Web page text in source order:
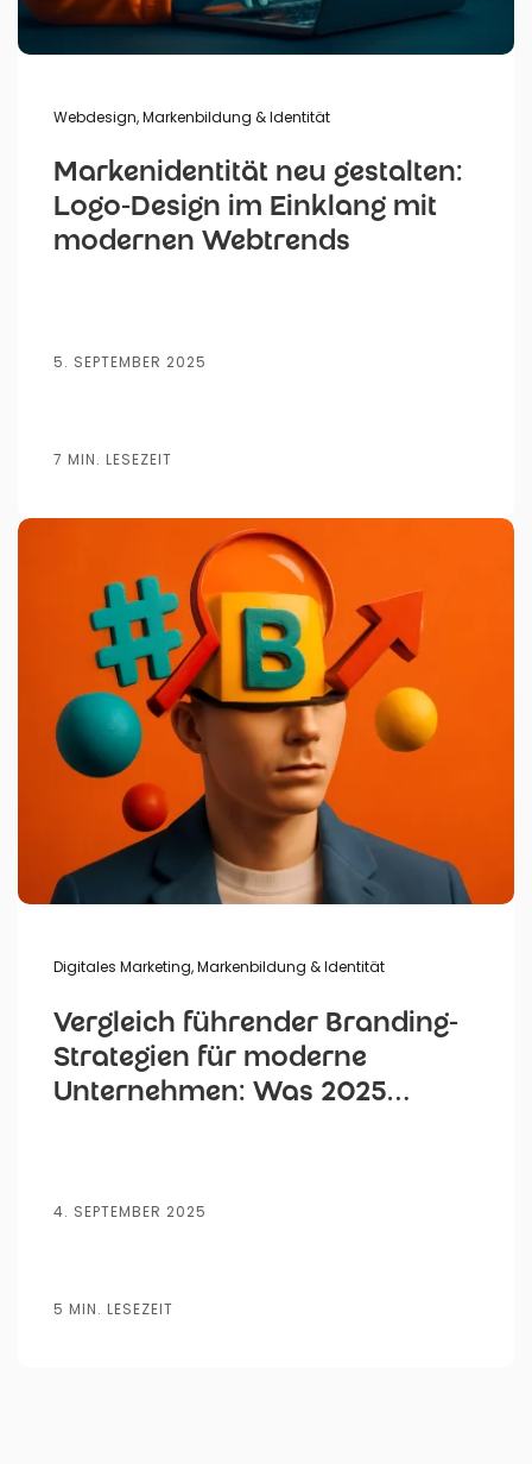
Webdesign,Markenbildung & Identität
Markenidentität neu gestalten:
Logo-Design im Einklang mit
modernen Webtrends
5. SEPTEMBER 2025
7 MIN. LESEZEIT
Veröffentlicht von
Digitales Marketing,Markenbildung & Identität
Vergleich führender Branding-
Strategien für moderne
Unternehmen: Was 2025
4. SEPTEMBER 2025
5 MIN. LESEZEIT